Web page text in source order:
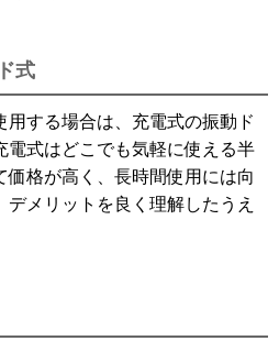
式
用する場合は、充電式の振動ド
電式はどこでも気軽に使える半
価格が高く、長時間使用には向
デメリットを良く理解したうえ